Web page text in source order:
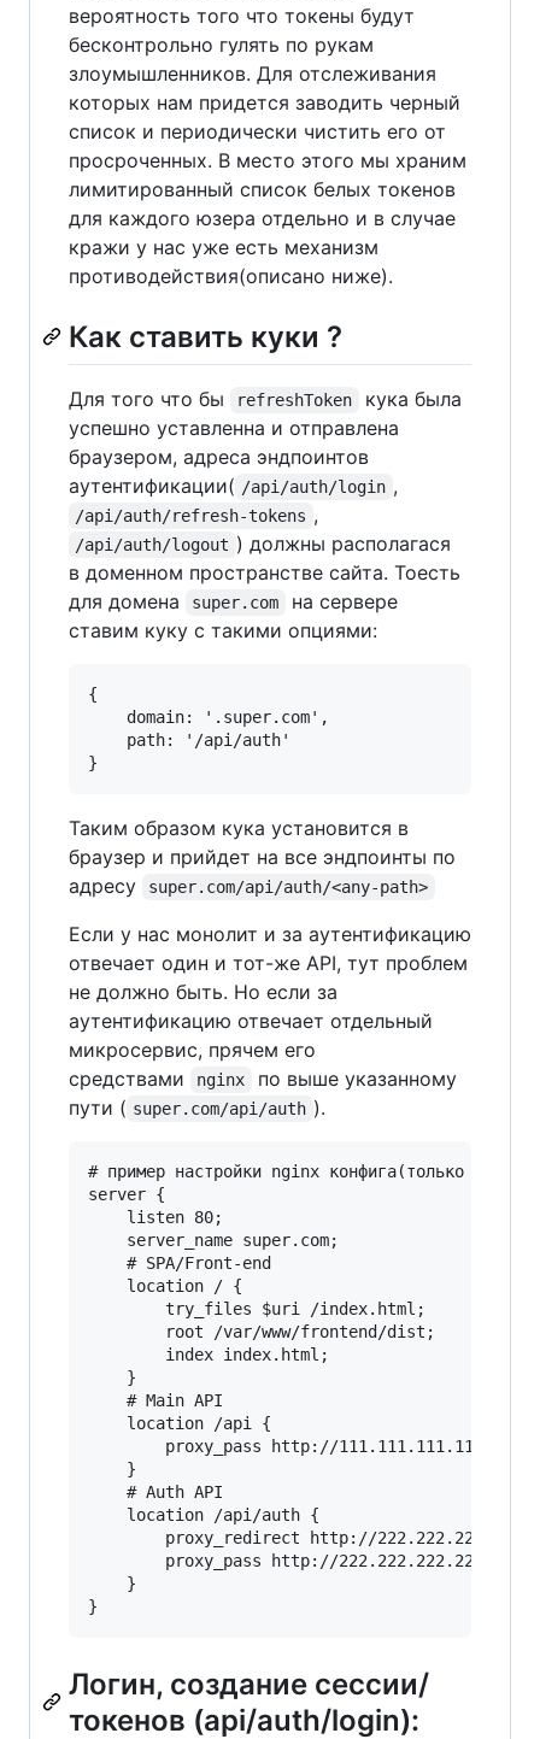
вероятность того что токены будут
бесконтрольно гулять по рукам
злоумышленников. Для отслеживания
которых нам придется заводить черный
список и периодически чистить его от
просроченных. В место этого мы храним
лимитированный список белых токенов
для каждого юзера отдельно и в случае
кражи у нас уже есть механизм
противодействия(описано ниже).
Как ставить куки ?
Для того что бы refreshToken
кука была
успешно уставленна и отправлена
браузером, адреса эндпоинтов
аутентификации( /api/auth/login ,
/api/auth/refresh-tokens ,
/api/auth/logout ) должны располагася
в доменном пространстве сайта. Тоесть
для домена
super.com
на сервере
ставим куку с такими опциями:
{
    domain: '.super.com',
    path: '/api/auth'
Таким образом кука установится в
браузер и прийдет на все эндпоинты по
адресу
super.com/api/auth/<any-path>
Если у нас монолит и за аутентификацию
отвечает один и тот-же API, тут проблем
не должно быть. Но если за
аутентификацию отвечает отдельный
микросервис, прячем его
средствами
nginx
по выше указанному
пути ( super.com/api/auth ).
# пример настройки nginx конфига(только
server {
    listen 80;
    server_name super.com;
    # SPA/Front-end
    location / {
        try_files $uri /index.html;
        root /var/www/frontend/dist;
        index index.html;
    }
    # Main API
    location /api {
        proxy_pass http://111.111.111.111:7000;
    }
    # Auth API
    location /api/auth {
proxy_redirect http://
        proxy_pass http://222.222.222.222:7000;
    }
Логин, создание сессии/
токенов (api/auth/login):